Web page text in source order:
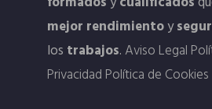
mejor rendimientoy
los trabajos. Aviso Legal
Privacidad Política de Cookies